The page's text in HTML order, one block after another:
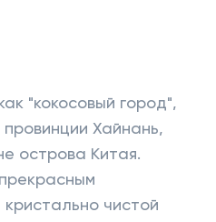
"кокосовый город",
Хайнань,
острова Китая.
чистой